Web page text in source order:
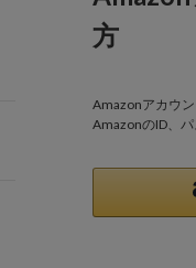
方
Amazonアカウ
AmazonのID、